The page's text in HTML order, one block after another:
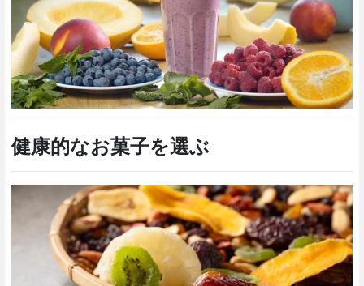
健康的なお菓子を選ぶ